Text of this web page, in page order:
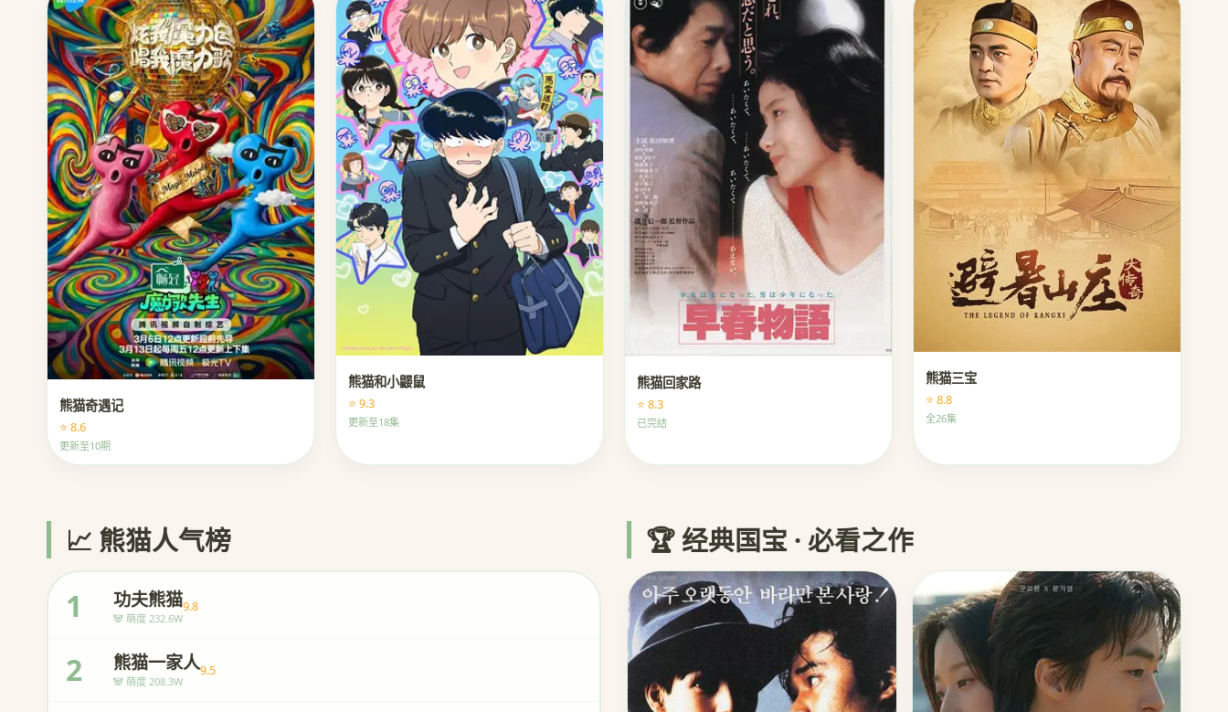
熊猫奇遇记
⭐ 8.6
更新至10期
熊猫和小鼹鼠
⭐ 9.3
更新至18集
熊猫回家路
⭐ 8.3
已完结
熊猫三宝
⭐ 8.8
全26集
📈 熊猫人气榜
1 功夫熊猫
🐼 萌度 232.6W
9.8
2 熊猫一家人
🐼 萌度 208.3W
9.5
🏆 经典国宝 · 必看之作